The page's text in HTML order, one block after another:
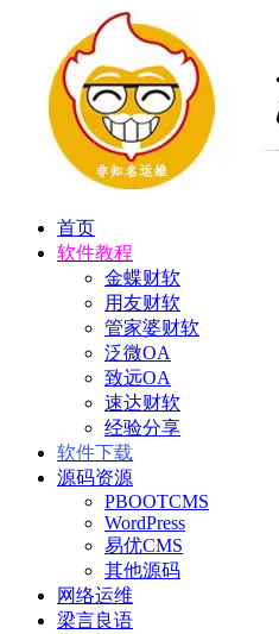
首页
软件教程
金蝶财软
用友财软
管家婆财软
泛微OA
致远OA
速达财软
经验分享
软件下载
源码资源
PBOOTCMS
WordPress
易优CMS
其他源码
网络运维
梁言良语